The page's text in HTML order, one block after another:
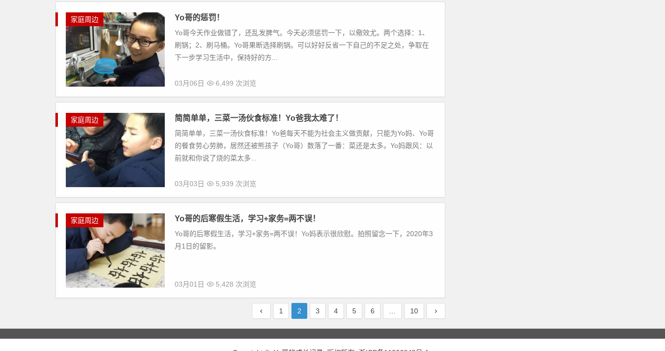
家庭周边 Yo哥的惩罚！
Yo哥今天作业做错了，还乱发脾气。今天必须惩罚一下，以儆效尤。两个选择：1、
刷锅；2、刷马桶。Yo哥果断选择刷锅。可以好好反省一下自己的不足之处，争取在
下一步学习生活中，保持好的方...
03月06日 6,499 次浏览
家庭周边 简简单单，三菜一汤伙食标准！Yo爸我太难了！
简简单单，三菜一汤伙食标准！Yo爸每天不能为社会主义做贡献，只能为Yo妈、Yo哥
的餐食劳心劳肺，居然还被熊孩子（Yo哥）数落了一番：菜还是太多。Yo妈跟风：以
前就和你说了烧的菜太多...
03月03日 5,939 次浏览
家庭周边 Yo哥的后寒假生活，学习+家务=两不误！
Yo哥的后寒假生活，学习+家务=两不误！Yo妈表示很欣慰。拍照留念一下，2020年3
月1日的留影。
03月01日 5,428 次浏览
1 2 3 4 5 6 10